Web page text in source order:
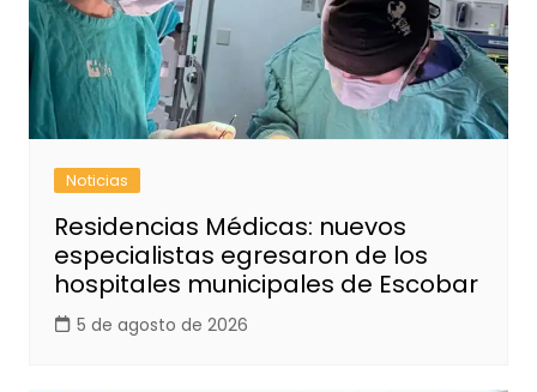
Noticias
Residencias Médicas: nuevos
especialistas egresaron de los
hospitales municipales de Escobar
5 de agosto de 2026